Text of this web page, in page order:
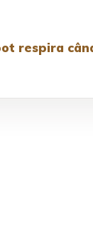
respira